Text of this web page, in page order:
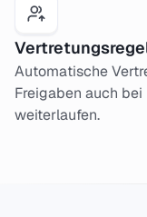
Automatische
Freigaben auch
weiterlaufen.